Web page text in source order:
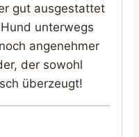
gut ausgestattet
unterwegs
angenehmer
der sowohl
überzeugt!